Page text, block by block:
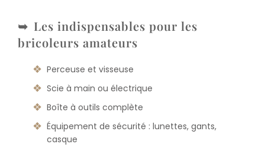
Les indispensables pour les
bricoleurs amateurs
Perceuse et visseuse
Scie à main ou électrique
Boîte à outils complète
Équipement de sécurité : lunettes, gants,
casque